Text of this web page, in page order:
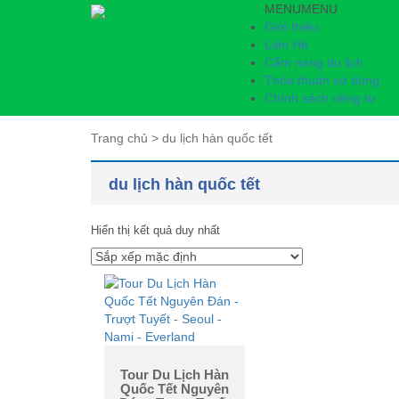
MENUMENU
Giới thiệu
Liên Hệ
Cẩm nang du lịch
Thỏa thuận sử dụng
Chính sách riêng tư
Trang chủ > du lịch hàn quốc tết
du lịch hàn quốc tết
Hiển thị kết quả duy nhất
Tour Du Lịch Hàn
Quốc Tết Nguyên